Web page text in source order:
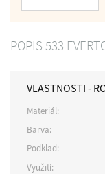
POPIS 533
VLASTNOSTI -
Materiál:
Barva:
Podklad:
Využití: